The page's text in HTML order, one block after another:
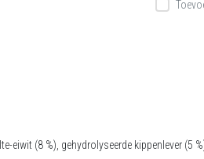
(8 %), gehydrolyseerde kippenlever (5